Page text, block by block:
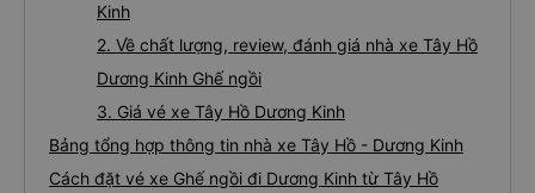
Kinh
2. Về chất lượng, review, đánh giá nhà xe Tây Hồ
Dương Kinh Ghế ngồi
3. Giá vé xe Tây Hồ Dương Kinh
Bảng tổng hợp thông tin nhà xe Tây Hồ - Dương Kinh
Cách đặt vé xe Ghế ngồi đi Dương Kinh từ Tây Hồ